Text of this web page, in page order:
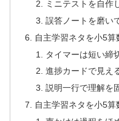
ミニテストを自作
誤答ノートを磨い
自主学習ネタを小5
タイマーは短い締
進捗カードで見え
説明一行で理解を
自主学習ネタを小5